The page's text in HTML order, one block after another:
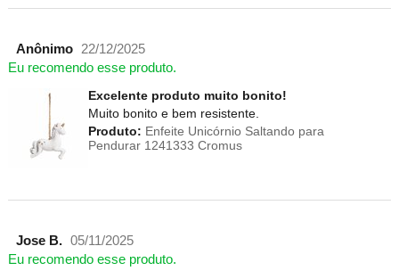
Anônimo
22/12/2025
Eu recomendo esse produto.
Excelente produto muito bonito!
Muito bonito e bem resistente.
Produto: Enfeite Unicórnio Saltando para
Pendurar 1241333 Cromus
Jose B. 05/11/2025
Eu recomendo esse produto.